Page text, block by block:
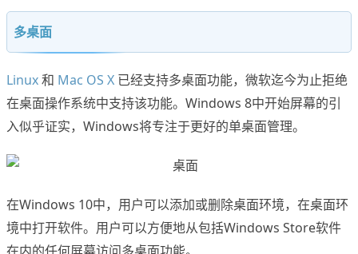
多桌面
Linux和 Mac OS X 已经支持多桌面功能，微软迄今为止拒绝
在桌面操作系统中支持该功能。Windows 8中开始屏幕的引
入似乎证实，Windows将专注于更好的单桌面管理。
在Windows 10中，用户可以添加或删除桌面环境，在桌面环
境中打开软件。用户可以方便地从包括Windows Store软件